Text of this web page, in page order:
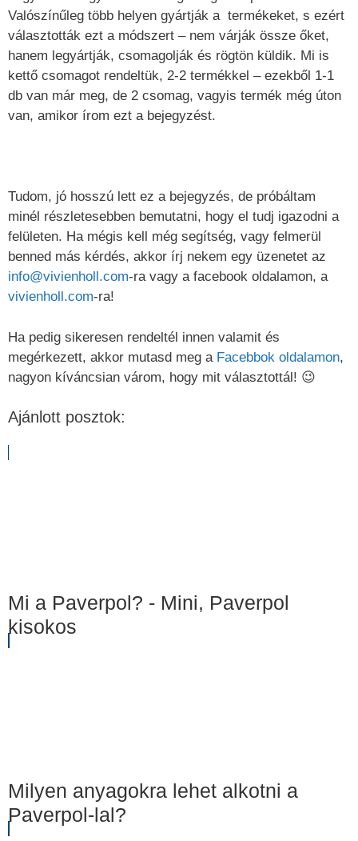
Valószínűleg több helyen gyártják a termékeket, s ezért
választották ezt a módszert – nem várják össze őket,
hanem legyártják, csomagolják és rögtön küldik. Mi is
kettő csomagot rendeltük, 2-2 termékkel – ezekből 1-1
db van már meg, de 2 csomag, vagyis termék még úton
van, amikor írom ezt a bejegyzést.
Tudom, jó hosszú lett ez a bejegyzés, de próbáltam
minél részletesebben bemutatni, hogy el tudj igazodni a
felületen. Ha mégis kell még segítség, vagy felmerül
benned más kérdés, akkor írj nekem egy üzenetet az
info@vivienholl.com-ra vagy a facebook oldalamon, a
vivienholl.com-ra!
Ha pedig sikeresen rendeltél innen valamit és
megérkezett, akkor mutasd meg a Facebbok oldalamon,
nagyon kíváncsian várom, hogy mit választottál! 😉
Ajánlott posztok:
Mi a Paverpol? - Mini, Paverpol
kisokos
Milyen anyagokra lehet alkotni a
Paverpol-lal?